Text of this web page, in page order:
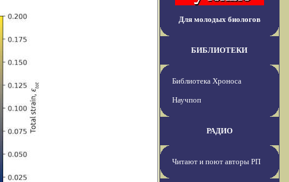
Для молодых биологов
БИБЛИОТЕКИ
Библиотека Хроноса
Научпоп
РАДИО
Читают и поют авторы РП